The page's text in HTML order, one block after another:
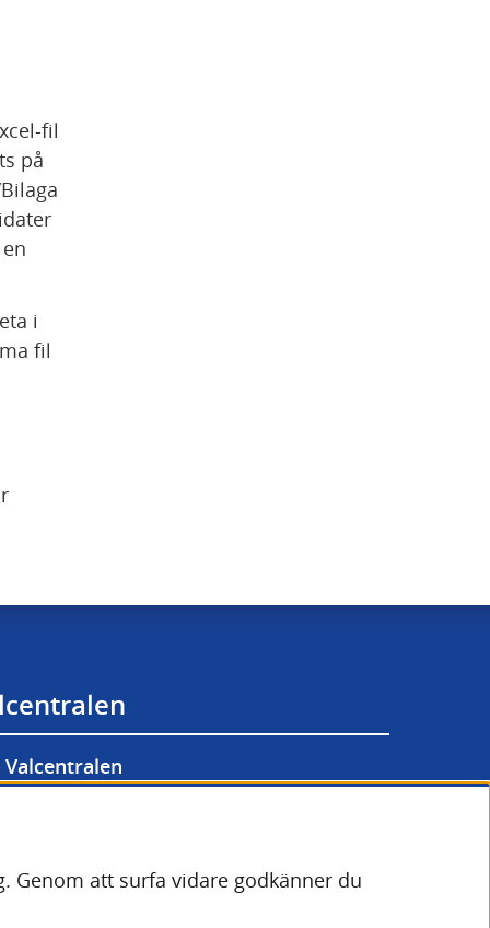
fil
på
i
fil
Valcentralen
Genom att surfa vidare godkänner du